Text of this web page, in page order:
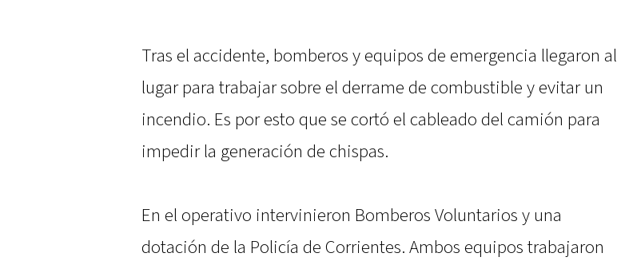
Tras el accidente, bomberos y equipos de emergencia llegaron al
lugar para trabajar sobre el derrame de combustible y evitar un
incendio. Es por esto que se cortó el cableado del camión para
impedir la generación de chispas.
En el operativo intervinieron Bomberos Voluntarios y una
dotación de la Policía de Corrientes. Ambos equipos trabajaron